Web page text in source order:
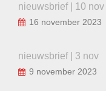
nieuwsbrief | 10 nov
16 november 2023
nieuwsbrief | 3 nov
9 november 2023